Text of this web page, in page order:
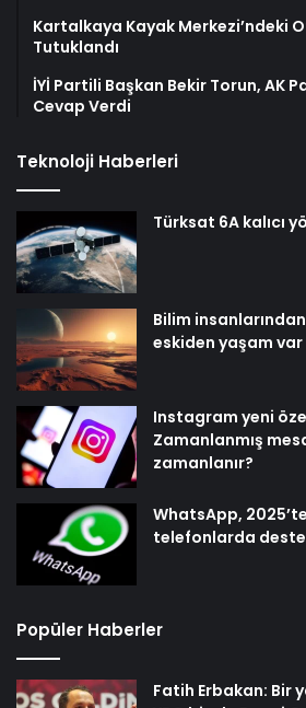
Kartalkaya Kayak Merkezi’ndeki
Tutuklandı
İYİ Partili Başkan Bekir Torun, AK
Cevap Verdi
Teknoloji Haberleri
Türksat 6A kalıcı
Bilim
eskiden yaşam var
Instagram yeni
Zamanlanmış
zamanlanır?
WhatsApp,
telefonlarda
Popüler Haberler
Fatih Erbakan: Bir